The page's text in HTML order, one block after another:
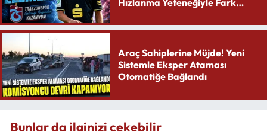
Araç Sahiplerine Müjde! Yeni
Sistemle Eksper Ataması
Otomatiğe Bağlandı
Bunlar da ilginizi çekebilir